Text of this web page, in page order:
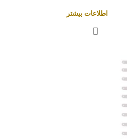
اطلاعات بیشتر